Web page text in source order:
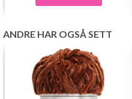
ANDRE HAR OGSÅ SETT